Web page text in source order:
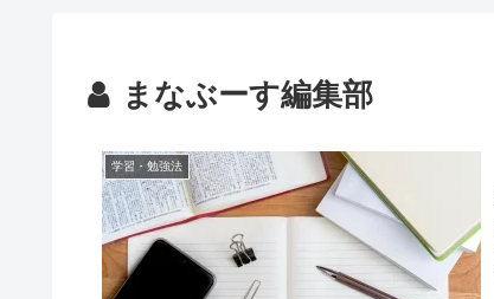
まなぶーす編集部
学習・勉強法